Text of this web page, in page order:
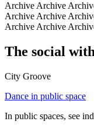
Archive Archive
Archive Archive
Archive Archive
The social
City Groove
Dance in public space
In public spaces, see